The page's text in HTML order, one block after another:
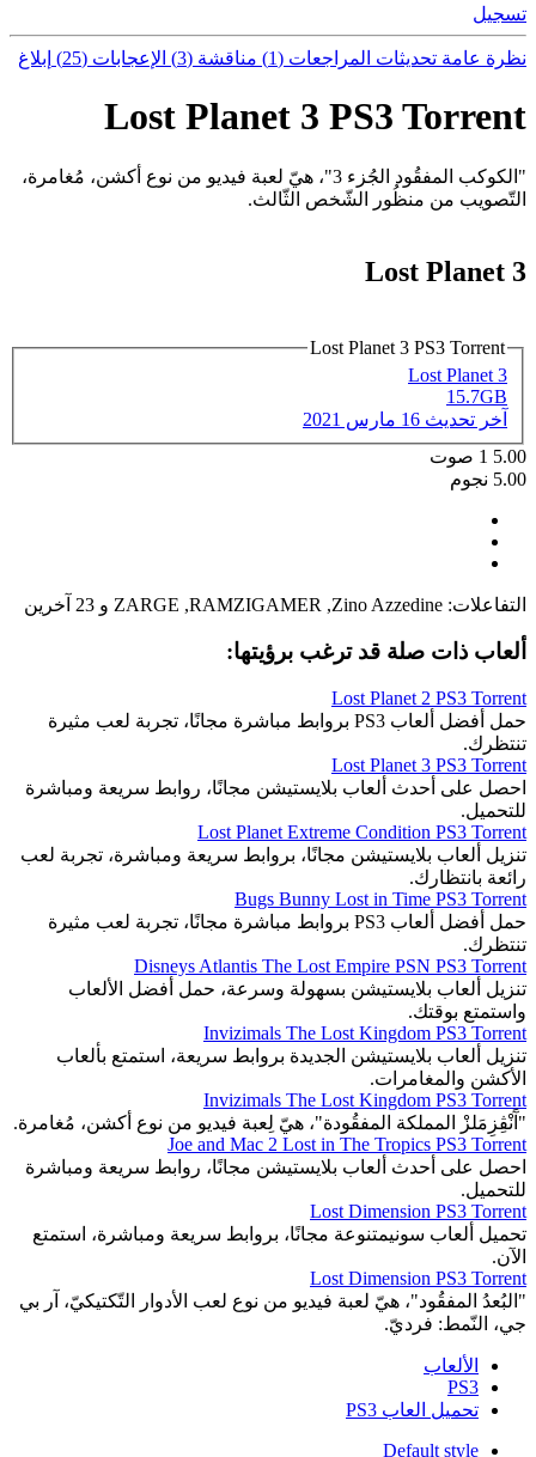
تسجيل
نظرة عامة تحديثات المراجعات (1) مناقشة (3) الإعجابات (25) إبلاغ
Lost Planet 3 PS3 Torrent
"الكوكب المفقُود الجُزء 3"، هيّ لعبة فيديو من نوع أكشن، مُغامرة،
التّصويب من منظُور الشّخص الثّالث.
Lost Planet 3
Lost Planet 3 PS3 Torrent
Lost Planet 3
15.7GB
آخر تحديث 16 مارس 2021
5.00
1 صوت
5.00 نجوم
التفاعلات: Zino Azzedine
,
RAMZIGAMER
,
ZARGE و 23 آخرين
ألعاب ذات صلة قد ترغب برؤيتها:
Lost Planet 2 PS3 Torrent
حمل أفضل ألعاب PS3 بروابط مباشرة مجانًا، تجربة لعب مثيرة
تنتظرك.
Lost Planet 3 PS3 Torrent
احصل على أحدث ألعاب بلايستيشن مجانًا، روابط سريعة ومباشرة
للتحميل.
Lost Planet Extreme Condition PS3 Torrent
تنزيل ألعاب بلايستيشن مجانًا، بروابط سريعة ومباشرة، تجربة لعب
رائعة بانتظارك.
Bugs Bunny Lost in Time PS3 Torrent
حمل أفضل ألعاب PS3 بروابط مباشرة مجانًا، تجربة لعب مثيرة
تنتظرك.
Disneys Atlantis The Lost Empire PSN PS3 Torrent
تنزيل ألعاب بلايستيشن بسهولة وسرعة، حمل أفضل الألعاب
واستمتع بوقتك.
Invizimals The Lost Kingdom PS3 Torrent
تنزيل ألعاب بلايستيشن الجديدة بروابط سريعة، استمتع بألعاب
الأكشن والمغامرات.
Invizimals The Lost Kingdom PS3 Torrent
"آَنْڤِزِمَلزْ المملكة المفقُودة"، هيّ لِعبة فيديو من نوع أكشن، مُغامرة.
Joe and Mac 2 Lost in The Tropics PS3 Torrent
احصل على أحدث ألعاب بلايستيشن مجانًا، روابط سريعة ومباشرة
للتحميل.
Lost Dimension PS3 Torrent
تحميل ألعاب سونيمتنوعة مجانًا، بروابط سريعة ومباشرة، استمتع
الآن.
Lost Dimension PS3 Torrent
"البُعدُ المفقُود"، هيّ لعبة فيديو من نوع لعب الأدوار التّكتيكيّ، آر بي
جي، النّمط: فرديّ.
الألعاب
PS3
تحميل العاب PS3
Default style